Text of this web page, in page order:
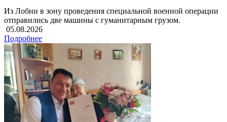
Из Лобни в зону проведения специальной военной операции
отправились две машины с гуманитарным грузом.
05.08.2026
Подробнее